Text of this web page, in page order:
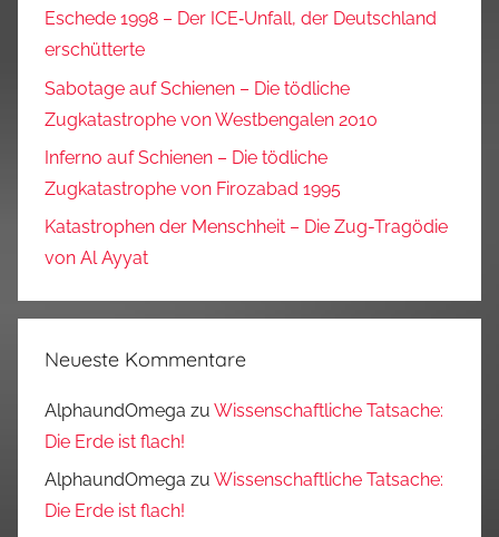
Eschede 1998 – Der ICE‑Unfall, der Deutschland
erschütterte
Sabotage auf Schienen – Die tödliche
Zugkatastrophe von Westbengalen 2010
Inferno auf Schienen – Die tödliche
Zugkatastrophe von Firozabad 1995
Katastrophen der Menschheit – Die Zug-Tragödie
von Al Ayyat
Neueste Kommentare
AlphaundOmega zu Wissenschaftliche Tatsache:
Die Erde ist flach!
AlphaundOmega zu Wissenschaftliche Tatsache:
Die Erde ist flach!